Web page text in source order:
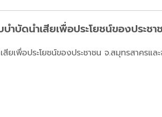
ำบัดนำเสียเพื่อประโยชน์ของประช
ยเพื่อประโยชน์ของประชาชน จ.สมุทรสาครแล